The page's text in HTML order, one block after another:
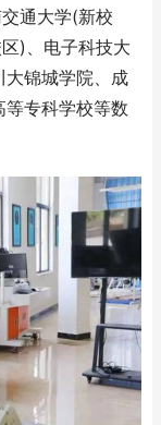
通大学(新校
)、电子科技大
大锦城学院、成
专科学校等数